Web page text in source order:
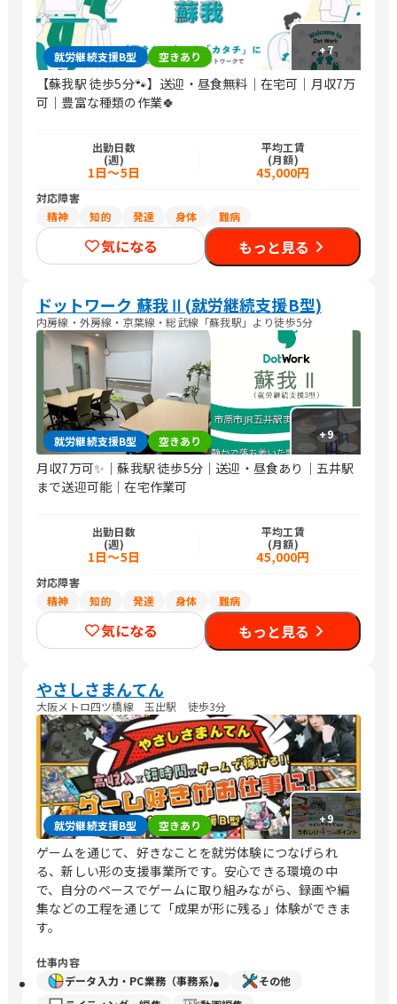
+7
就労継続支援B型 空きあり
【蘇我駅 徒歩5分🐾】送迎・昼食無料｜在宅可｜月収7万
可｜豊富な種類の作業🍀
出勤日数
(週)
1日～5日
平均工賃
(月額)
45,000円
対応障害
精神
知的 発達 身体 難病
気になる もっと見る
ドットワーク 蘇我Ⅱ(就労継続支援B型)
内房線・外房線・京葉線・総武線「蘇我駅」より徒歩5分
+9
就労継続支援B型 空きあり
月収7万可✨｜蘇我駅 徒歩5分｜送迎・昼食あり｜五井駅
まで送迎可能｜在宅作業可
出勤日数
(週)
1日～5日
平均工賃
(月額)
45,000円
対応障害
精神
知的 発達 身体 難病
気になる もっと見る
やさしさまんてん
大阪メトロ四ツ橋線 玉出駅 徒歩3分
+9
就労継続支援B型 空きあり
ゲームを通じて、好きなことを就労体験につなげられ
る、新しい形の支援事業所です。安心できる環境の中
で、自分のペースでゲームに取り組みながら、録画や編
集などの工程を通じて「成果が形に残る」体験ができま
す。
仕事内容
データ入力・PC業務（事務系）
その他